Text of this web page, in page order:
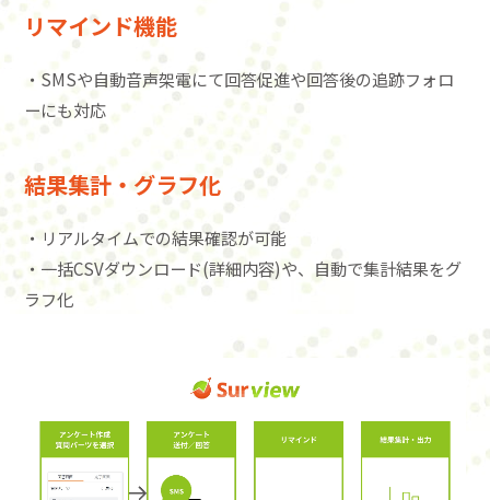
リマインド機能
・SMSや自動音声架電にて回答促進や回答後の追跡フォロ
ーにも対応
結果集計・グラフ化
・リアルタイムでの結果確認が可能
・一括CSVダウンロード(詳細内容)や、自動で集計結果をグ
ラフ化